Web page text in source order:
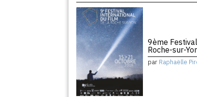
9ème
Roche-sur-
par Raphaëlle